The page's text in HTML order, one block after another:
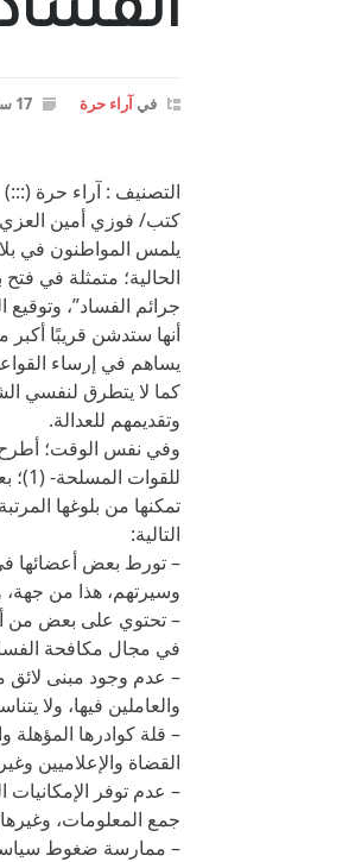
فيآراء حرة 17 سبتمبر، 2014
التصنيف : آراء حرة (:::)
كتب/ فوزي أمين
يلمس المواطنون في
الحالية؛ متمثلة في
جرائم الفساد”،
أنها ستدشن قريبًا
يساهم في إرساء
كما لا يتطرق لنفسي
وتقديمهم للعدالة.
وفي نفس الوقت؛ أطرح
تمكنها من بلوغها
التالية:
– تورط بعض أعضائها
وسيرتهم، هذا من جهة،
– تحتوي على بعض من
في مجال مكافحة
– عدم وجود مبنى لائق
والعاملين فيها، ولا
– قلة كوادرها
القضاة والإعلاميين
– عدم توفر الإمكانيات
جمع المعلومات،
– ممارسة ضغوط